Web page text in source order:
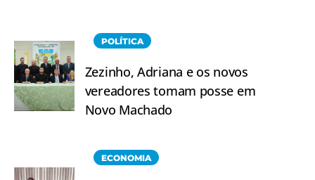
POLÍTICA
Zezinho, Adriana e os novos
vereadores tomam posse em
Novo Machado
ECONOMIA